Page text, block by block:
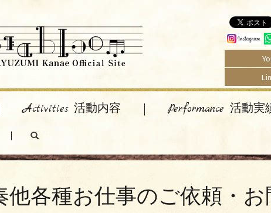
Activities 活動内容
Performance 活動実
search
各種お仕事のご依頼・